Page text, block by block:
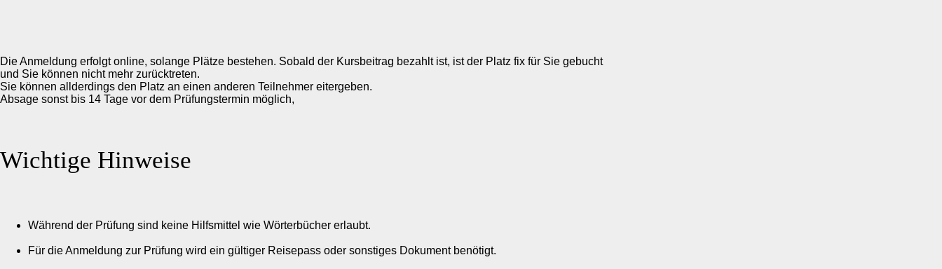
Die Anmeldung erfolgt online, solange Plätze bestehen. Sobald der Kursbeitrag bezahlt ist, ist der Platz fix für Sie gebucht
und Sie können nicht mehr zurücktreten.
Sie können allderdings den Platz an einen anderen Teilnehmer eitergeben.
Absage sonst bis 14 Tage vor dem Prüfungstermin möglich,
Wichtige Hinweise
Während der Prüfung sind keine Hilfsmittel wie Wörterbücher erlaubt.
Für die Anmeldung zur Prüfung wird ein gültiger Reisepass oder sonstiges Dokument benötigt.